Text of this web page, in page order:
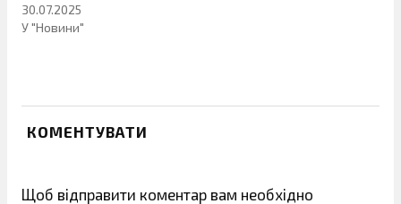
30.07.2025
У "Новини"
КОМЕНТУВАТИ
Щоб відправити коментар вам необхідно